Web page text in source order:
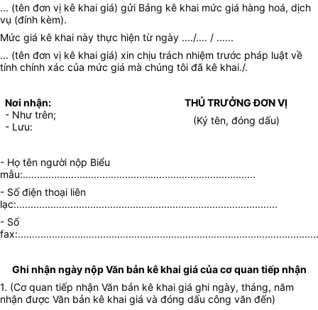
... (tên đơn vị kê khai giá) gửi Bảng kê khai mức giá hàng hoá, dịch
vụ (đính kèm).
Mức giá kê khai này thực hiện từ ngày ..../.... / ......
... (tên đơn vị kê khai giá) xin chịu trách nhiệm trước pháp luật về
tính chính xác của mức giá mà chúng tôi đã kê khai./.
Nơi nhận:
- Như trên;
- Lưu:
THỦ TRƯỞNG ĐƠN VỊ
(Ký tên, đóng dấu)
- Họ tên người nộp Biểu
mẫu:..................................................................................
- Số điện thoại liên
lạc:............................................................................................
- Số
Ghi nhận ngày nộp Văn bản kê khai giá của cơ quan tiếp nhận
1. (Cơ quan tiếp nhận Văn bản kê khai giá ghi ngày, tháng, năm
nhận được Văn bản kê khai giá và đóng dấu công văn đến)